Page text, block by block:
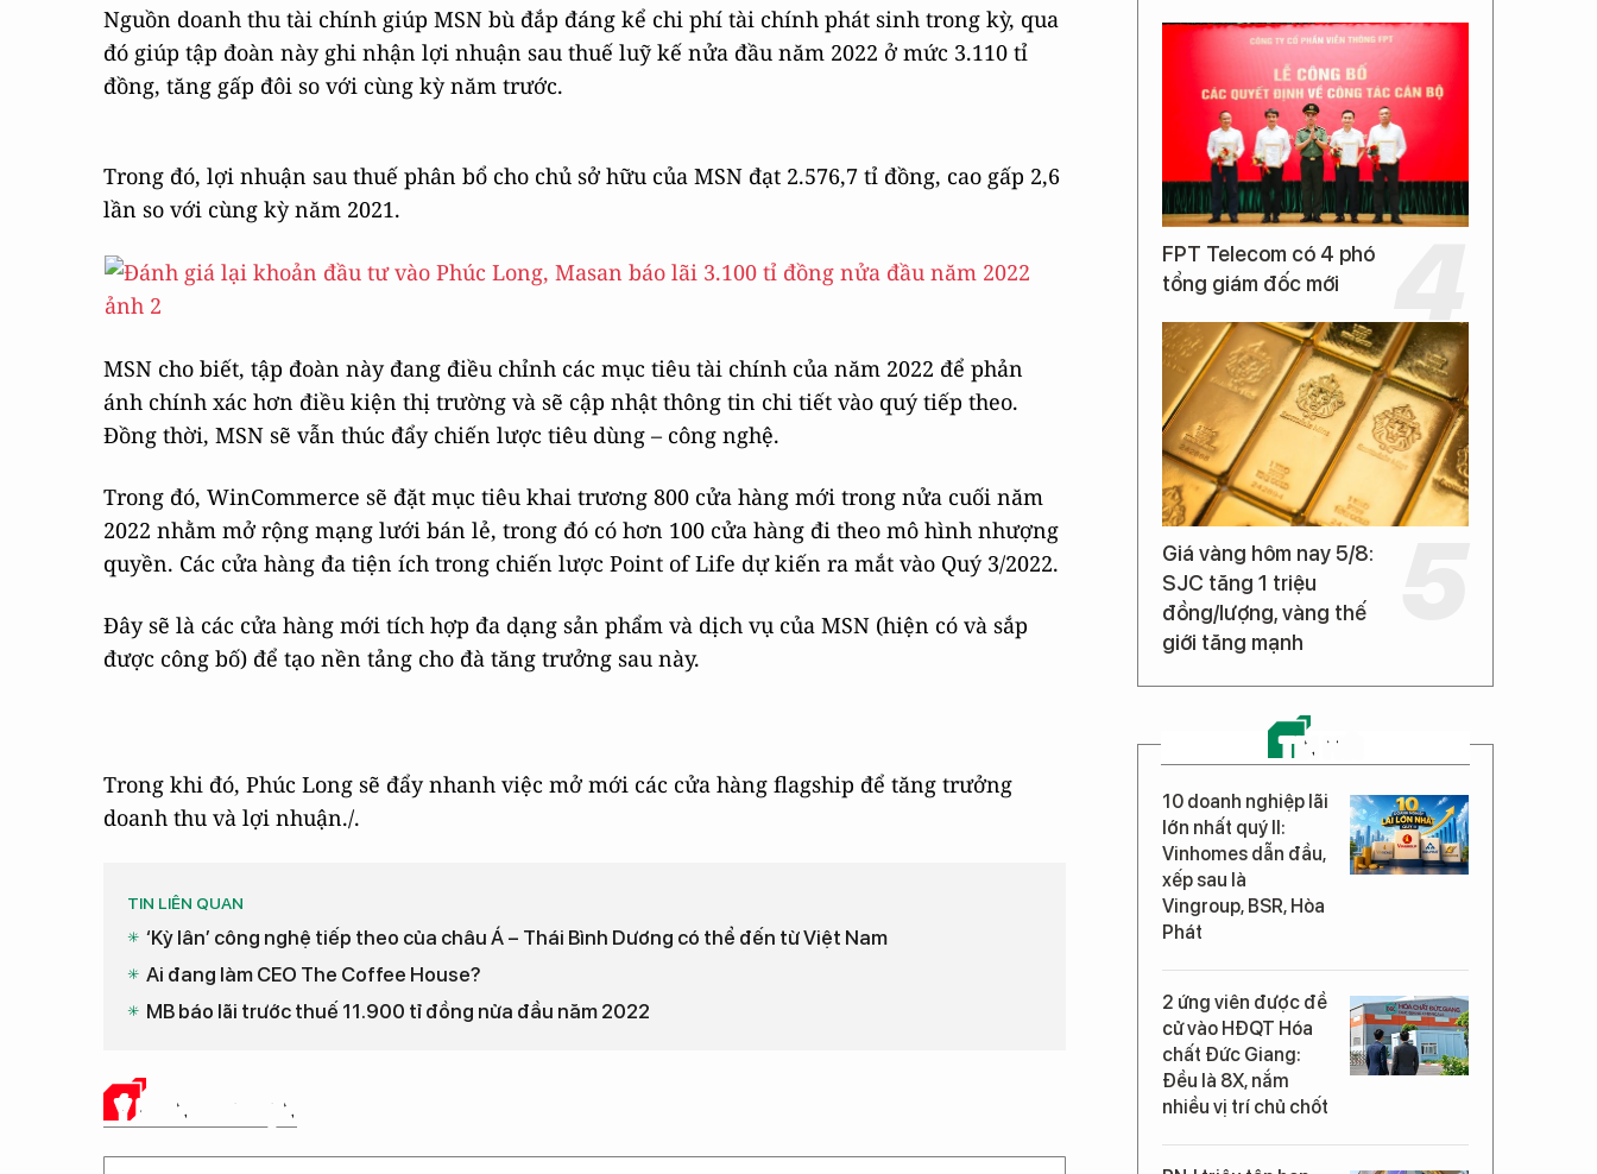
Nguồn doanh thu tài chính giúp MSN bù đắp đáng kể chi phí tài chính phát sinh trong kỳ, qua
đó giúp tập đoàn này ghi nhận lợi nhuận sau thuế luỹ kế nửa đầu năm 2022 ở mức 3.110 tỉ
đồng, tăng gấp đôi so với cùng kỳ năm trước.
Trong đó, lợi nhuận sau thuế phân bổ cho chủ sở hữu của MSN đạt 2.576,7 tỉ đồng, cao gấp 2,6
lần so với cùng kỳ năm 2021.
MSN cho biết, tập đoàn này đang điều chỉnh các mục tiêu tài chính của năm 2022 để phản
ánh chính xác hơn điều kiện thị trường và sẽ cập nhật thông tin chi tiết vào quý tiếp theo.
Đồng thời, MSN sẽ vẫn thúc đẩy chiến lược tiêu dùng – công nghệ.
Trong đó, WinCommerce sẽ đặt mục tiêu khai trương 800 cửa hàng mới trong nửa cuối năm
2022 nhằm mở rộng mạng lưới bán lẻ, trong đó có hơn 100 cửa hàng đi theo mô hình nhượng
quyền. Các cửa hàng đa tiện ích trong chiến lược Point of Life dự kiến ra mắt vào Quý 3/2022.
Đây sẽ là các cửa hàng mới tích hợp đa dạng sản phẩm và dịch vụ của MSN (hiện có và sắp
được công bố) để tạo nền tảng cho đà tăng trưởng sau này.
Trong khi đó, Phúc Long sẽ đẩy nhanh việc mở mới các cửa hàng flagship để tăng trưởng
doanh thu và lợi nhuận./.
TIN LIÊN QUAN
‘Kỳ lân’ công nghệ tiếp theo của châu Á – Thái Bình Dương có thể đến từ Việt Nam
Ai đang làm CEO The Coffee House?
MB báo lãi trước thuế 11.900 tỉ đồng nửa đầu năm 2022
Ý KIẾN CỦA BẠN
FPT Telecom có 4 phó
tổng giám đốc mới
Giá vàng hôm nay 5/8:
SJC tăng 1 triệu
đồng/lượng, vàng thế
giới tăng mạnh
TIN MỚI
10 doanh nghiệp lãi
lớn nhất quý II:
Vinhomes dẫn đầu,
xếp sau là
Vingroup, BSR, Hòa
Phát
2 ứng viên được đề
cử vào HĐQT Hóa
chất Đức Giang:
Đều là 8X, nắm
nhiều vị trí chủ chốt